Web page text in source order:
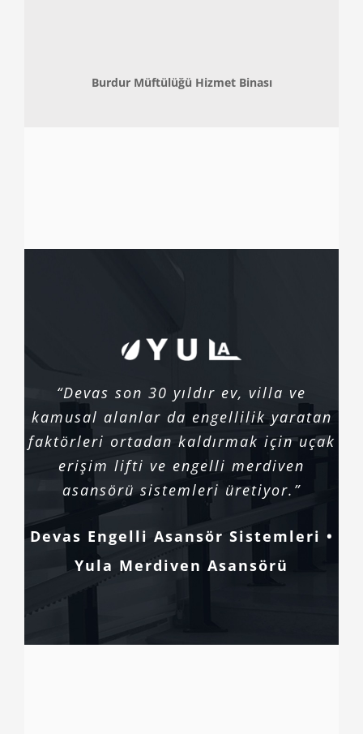
Burdur Müftülüğü Hizmet Binası
“Devas son 30 yıldır ev, villa ve
kamusal alanlar da engellilik yaratan
faktörleri ortadan kaldırmak için uçak
erişim lifti ve engelli merdiven
asansörü sistemleri üretiyor.”
Devas Engelli Asansör Sistemleri •
Yula Merdiven Asansörü